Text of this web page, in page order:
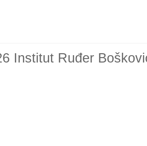
Institut Ruđer